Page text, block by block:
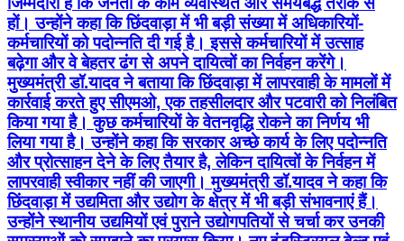
हों। उन्होंने कहा कि छिंदवाड़ा में भी बड़ी संख्या में अधिकारियों-
कर्मचारियों को पदोन्नति दी गई है। इससे कर्मचारियों में उत्साह
बढ़ेगा और वे बेहतर ढंग से अपने दायित्वों का निर्वहन करेंगे।
मुख्यमंत्री डॉ.यादव ने बताया कि छिंदवाड़ा में लापरवाही के मामलों में
कार्रवाई करते हुए सीएमओ, एक तहसीलदार और पटवारी को निलंबित
किया गया है। कुछ कर्मचारियों के वेतनवृद्धि रोकने का निर्णय भी
लिया गया है। उन्होंने कहा कि सरकार अच्छे कार्य के लिए पदोन्नति
और प्रोत्साहन देने के लिए तैयार है, लेकिन दायित्वों के निर्वहन में
लापरवाही स्वीकार नहीं की जाएगी। मुख्यमंत्री डॉ.यादव ने कहा कि
छिंदवाड़ा में उद्यमिता और उद्योग के क्षेत्र में भी बड़ी संभावनाएं हैं।
उन्होंने स्थानीय उद्यमियों एवं पुराने उद्योगपतियों से चर्चा कर उनकी